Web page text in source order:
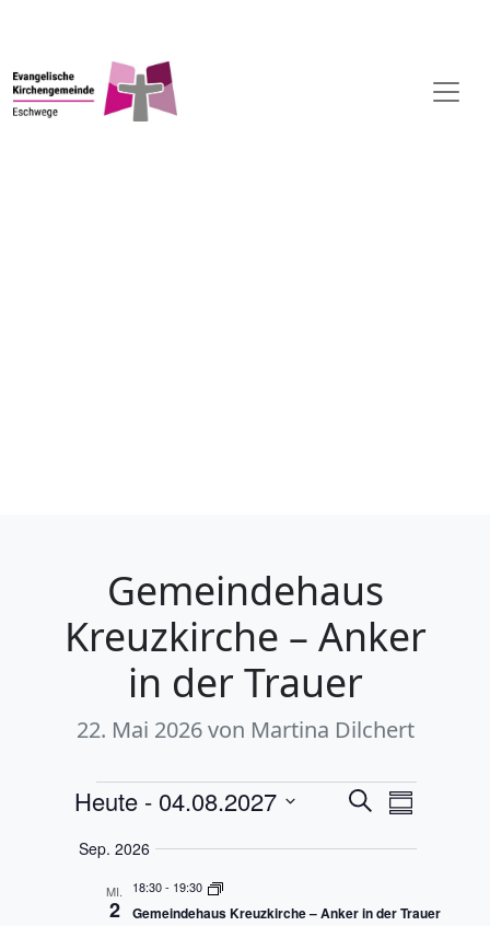
Gemeindehaus
Kreuzkirche – Anker
in der Trauer
22. Mai 2026von Martina Dilchert
Veranstaltungen
Ansichten,
Suche
Heute - 04.08.2027
auswählen.
Sep. 2026
MI.
2
18:30- 19:30
Gemeindehaus Kreuzkirche – Anker in der Trauer